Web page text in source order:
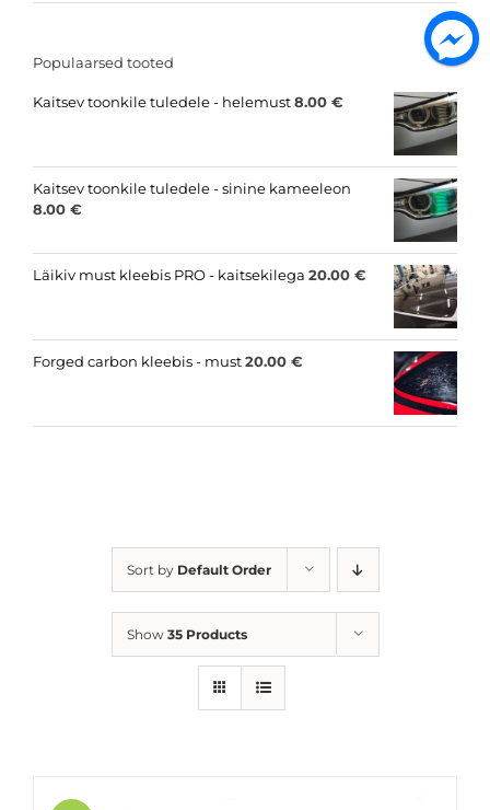
Sort by Default Order
Show 35 Products
Populaarsed tooted
Kaitsev toonkile tuledele - helemust8.00 €
Kaitsev toonkile tuledele - sinine kameeleon
8.00 €
Läikiv must kleebis PRO - kaitsekilega 20.00 €
Forged carbon kleebis - must20.00 €